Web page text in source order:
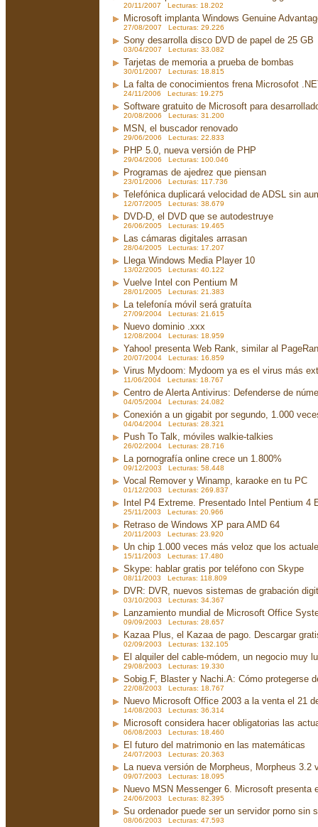
20/11/2007 Lecturas: 18.202
Microsoft implanta Windows Genuine
27/08/2007 Lecturas: 29.226
Sony desarrolla disco DVD de papel de 25 GB
03/04/2007 Lecturas: 33.082
Tarjetas de memoria a prueba de bombas
30/01/2007 Lecturas: 18.815
La falta de conocimientos frena Microsofot
24/11/2006 Lecturas: 19.275
Software gratuito de Microsoft para
20/08/2006 Lecturas: 31.200
MSN, el buscador renovado
29/06/2006 Lecturas: 22.833
PHP 5.0, nueva versión de PHP
29/04/2006 Lecturas: 100.046
Programas de ajedrez que piensan
23/01/2006 Lecturas: 117.736
Telefónica duplicará velocidad de ADSL sin
12/07/2005 Lecturas: 38.679
DVD-D, el DVD que se autodestruye
26/06/2005 Lecturas: 19.465
Las cámaras digitales arrasan
28/04/2005 Lecturas: 17.207
Llega Windows Media Player 10
13/02/2005 Lecturas: 40.122
Vuelve Intel con Pentium M
28/01/2005 Lecturas: 21.383
La telefonía móvil será gratuíta
27/09/2004 Lecturas: 21.615
Nuevo dominio .xxx
12/08/2004 Lecturas: 18.959
Yahoo! presenta Web Rank, similar al
20/07/2004 Lecturas: 16.859
Virus Mydoom: Mydoom ya es el virus más
11/06/2004 Lecturas: 18.767
Centro de Alerta Antivirus: Defenderse de
04/05/2004 Lecturas: 24.082
Conexión a un gigabit por segundo, 1.000
04/04/2004 Lecturas: 28.321
Push To Talk, móviles walkie-talkies
26/02/2004 Lecturas: 28.716
La pornografía online crece un 1.800%
09/12/2003 Lecturas: 58.448
Vocal Remover y Winamp, karaoke en tu PC
01/12/2003 Lecturas: 269.837
Intel P4 Extreme. Presentado Intel Pentium 4
25/11/2003 Lecturas: 20.966
Retraso de Windows XP para AMD 64
20/11/2003 Lecturas: 23.920
Un chip 1.000 veces más veloz que los
15/11/2003 Lecturas: 17.480
Skype: hablar gratis por teléfono con Skype
08/11/2003 Lecturas: 118.809
DVR: DVR, nuevos sistemas de grabación
03/10/2003 Lecturas: 34.367
Lanzamiento mundial de Microsoft Office
09/09/2003 Lecturas: 28.657
Kazaa Plus, el Kazaa de pago. Descargar
02/09/2003 Lecturas: 132.105
El alquiler del cable-módem, un negocio muy
29/08/2003 Lecturas: 19.330
Sobig.F, Blaster y Nachi.A: Cómo protegerse
22/08/2003 Lecturas: 18.767
Nuevo Microsoft Office 2003 a la venta el 21
14/08/2003 Lecturas: 36.314
Microsoft considera hacer obligatorias las
06/08/2003 Lecturas: 18.460
El futuro del matrimonio en las matemáticas
24/07/2003 Lecturas: 20.363
La nueva versión de Morpheus, Morpheus 3.2
09/07/2003 Lecturas: 18.095
Nuevo MSN Messenger 6. Microsoft presenta
24/06/2003 Lecturas: 82.395
Su ordenador puede ser un servidor porno sin
08/06/2003 Lecturas: 47.593